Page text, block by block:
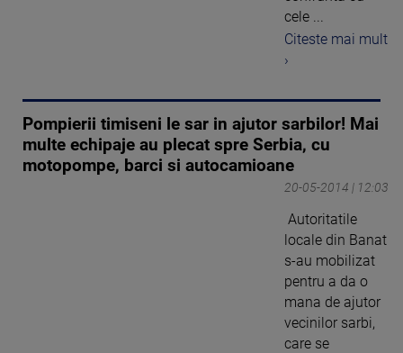
cele ...
Citeste mai mult
›
Pompierii timiseni le sar in ajutor sarbilor! Mai
multe echipaje au plecat spre Serbia, cu
motopompe, barci si autocamioane
20-05-2014 | 12:03
Autoritatile
locale din Banat
s-au mobilizat
pentru a da o
mana de ajutor
vecinilor sarbi,
care se